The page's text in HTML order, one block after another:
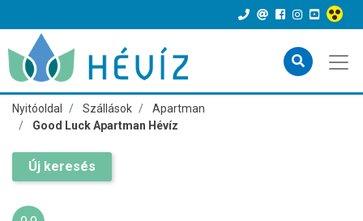
Nyitóoldal Szállások
Apartman
Good Luck Apartman Hévíz
Új keresés